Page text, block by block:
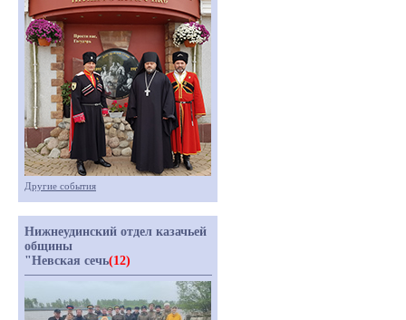
Другие события
Нижнеудинский отдел казачьей
общины
"Невская сечь(12)